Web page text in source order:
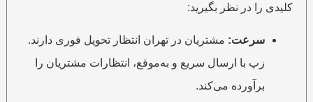
کلیدی را در نظر بگیرید:
سرعت:مشتریان در تهران انتظار تحویل فوری دارند.
زپ با ارسال سریع و به‌موقع، انتظارات مشتریان را
برآورده می‌کند.